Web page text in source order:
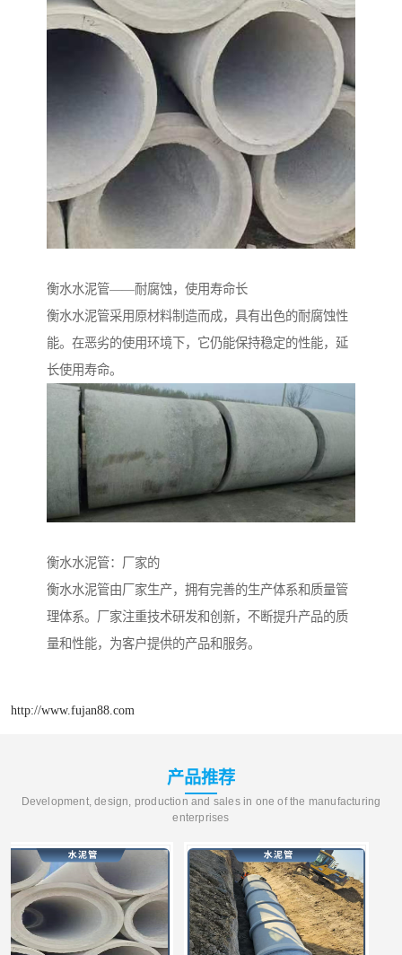
衡水水泥管——耐腐蚀，使用寿命长
衡水水泥管采用原材料制造而成，具有出色的耐腐蚀性
能。在恶劣的使用环境下，它仍能保持稳定的性能，延
长使用寿命。
衡水水泥管：厂家的
衡水水泥管由厂家生产，拥有完善的生产体系和质量管
理体系。厂家注重技术研发和创新，不断提升产品的质
量和性能，为客户提供的产品和服务。
http://www.fujan88.com
产品推荐
Development, design, production and sales in one of the manufacturing
enterprises